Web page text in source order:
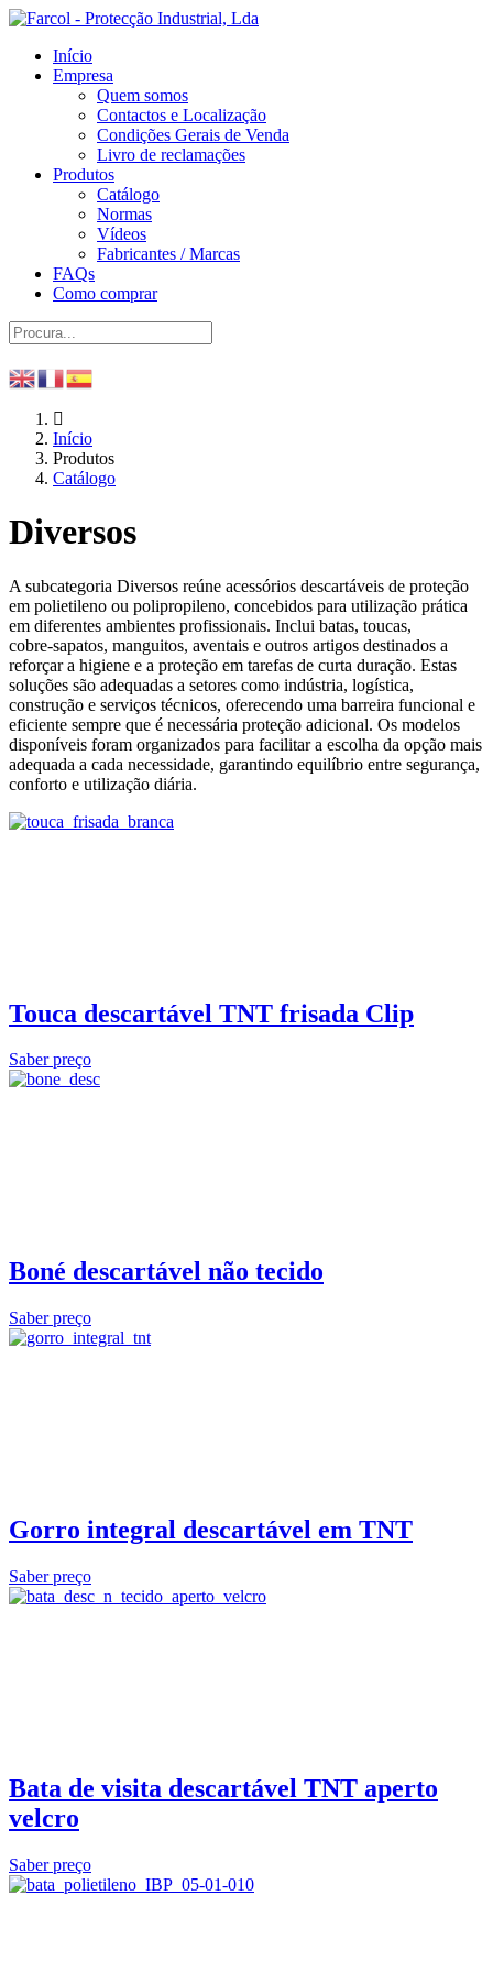
Início
Empresa
Quem somos
Contactos e Localização
Condições Gerais de Venda
Livro de reclamações
Produtos
Catálogo
Normas
Vídeos
Fabricantes / Marcas
FAQs
Como comprar
Início
Produtos
Catálogo
Diversos
A subcategoria Diversos reúne acessórios descartáveis de proteção
em polietileno ou polipropileno, concebidos para utilização prática
em diferentes ambientes profissionais. Inclui batas, toucas,
cobre‑sapatos, manguitos, aventais e outros artigos destinados a
reforçar a higiene e a proteção em tarefas de curta duração. Estas
soluções são adequadas a setores como indústria, logística,
construção e serviços técnicos, oferecendo uma barreira funcional e
eficiente sempre que é necessária proteção adicional. Os modelos
disponíveis foram organizados para facilitar a escolha da opção mais
adequada a cada necessidade, garantindo equilíbrio entre segurança,
conforto e utilização diária.
Touca descartável TNT frisada Clip
Saber preço
Boné descartável não tecido
Saber preço
Gorro integral descartável em TNT
Saber preço
Bata de visita descartável TNT aperto
velcro
Saber preço